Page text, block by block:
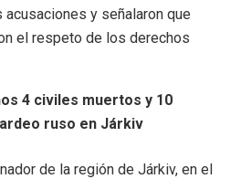
acusaciones y señalaron que
el respeto de los derechos
4 civiles muertos y 10
ruso en Járkiv
de la región de Járkiv, en el